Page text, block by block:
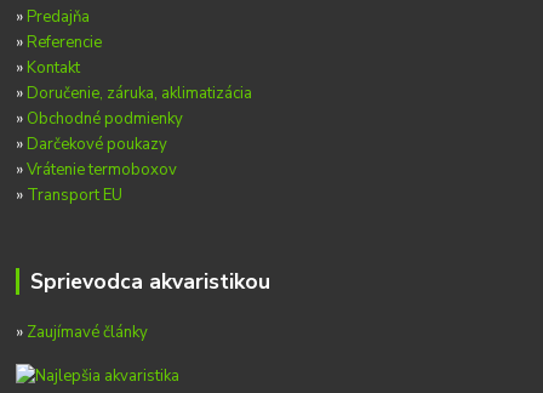
» Predajňa
» Referencie
» Kontakt
» Doručenie, záruka, aklimatizácia
» Obchodné podmienky
» Darčekové poukazy
»Vrátenie termoboxov
» Transport EU
Sprievodca akvaristikou
» Zaujímavé články